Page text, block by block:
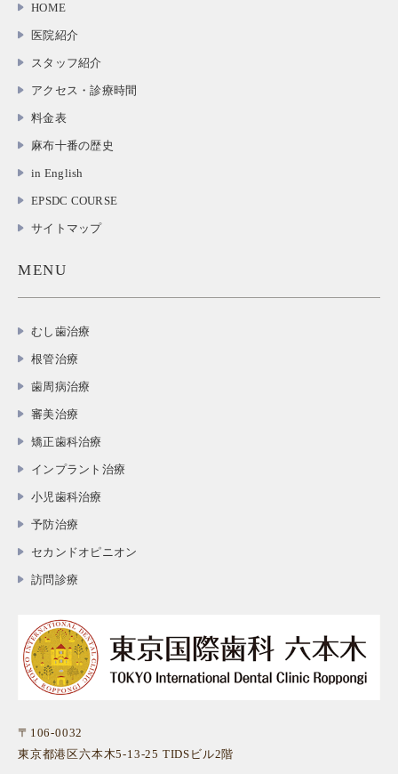
HOME
医院紹介
スタッフ紹介
アクセス・診療時間
料金表
麻布十番の歴史
in English
EPSDC COURSE
サイトマップ
MENU
むし歯治療
根管治療
歯周病治療
審美治療
矯正歯科治療
インプラント治療
小児歯科治療
予防治療
セカンドオピニオン
訪問診療
〒106-0032
東京都港区六本木5-13-25 TIDSビル2階